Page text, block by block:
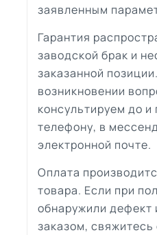
заявленным
Гарантия
заводской брак и
заказанной
возникновении
консультируем до
телефону, в
электронной почте.
Оплата
товара. Если при
обнаружили дефект
заказом,